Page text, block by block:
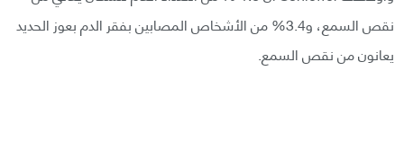
نقص السمع، و3.4% من الأشخاص المصابين بفقر الدم بعوز الحديد
يعانون من نقص السمع.